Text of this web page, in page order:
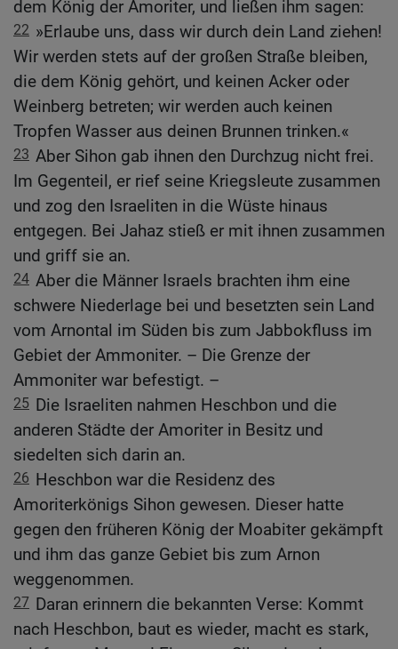
dem König der Amoriter, und ließen ihm sagen:
22 »Erlaube uns, dass wir durch dein Land ziehen!
Wir werden stets auf der großen Straße bleiben,
die dem König gehört, und keinen Acker oder
Weinberg betreten; wir werden auch keinen
Tropfen Wasser aus deinen Brunnen trinken.«
23 Aber Sihon gab ihnen den Durchzug nicht frei.
Im Gegenteil, er rief seine Kriegsleute zusammen
und zog den Israeliten in die Wüste hinaus
entgegen. Bei Jahaz stieß er mit ihnen zusammen
und griff sie an.
24 Aber die Männer Israels brachten ihm eine
schwere Niederlage bei und besetzten sein Land
vom Arnontal im Süden bis zum Jabbokfluss im
Gebiet der Ammoniter. – Die Grenze der
Ammoniter war befestigt. –
25 Die Israeliten nahmen Heschbon und die
anderen Städte der Amoriter in Besitz und
siedelten sich darin an.
26 Heschbon war die Residenz des
Amoriterkönigs Sihon gewesen. Dieser hatte
gegen den früheren König der Moabiter gekämpft
und ihm das ganze Gebiet bis zum Arnon
weggenommen.
27 Daran erinnern die bekannten Verse: Kommt
nach Heschbon, baut es wieder, macht es stark,